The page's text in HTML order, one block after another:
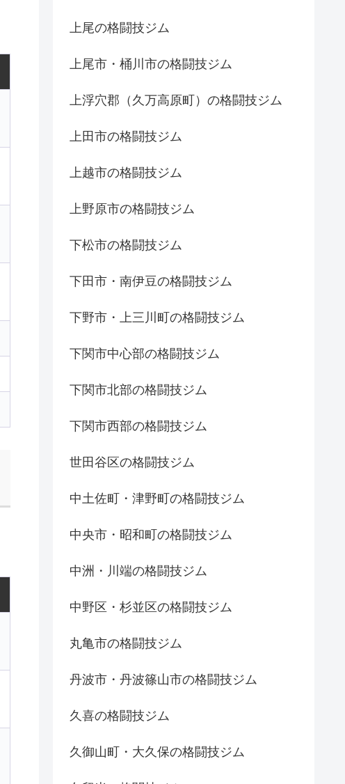
上尾の格闘技ジム
上尾市・桶川市の格闘技ジム
上浮穴郡（久万高原町）の格闘技ジム
上田市の格闘技ジム
上越市の格闘技ジム
上野原市の格闘技ジム
下松市の格闘技ジム
下田市・南伊豆の格闘技ジム
下野市・上三川町の格闘技ジム
下関市中心部の格闘技ジム
下関市北部の格闘技ジム
下関市西部の格闘技ジム
世田谷区の格闘技ジム
中土佐町・津野町の格闘技ジム
中央市・昭和町の格闘技ジム
中洲・川端の格闘技ジム
中野区・杉並区の格闘技ジム
丸亀市の格闘技ジム
丹波市・丹波篠山市の格闘技ジム
久喜の格闘技ジム
久御山町・大久保の格闘技ジム